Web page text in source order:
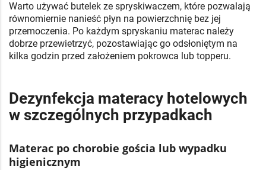
Warto używać butelek ze spryskiwaczem, które pozwalają
równomiernie nanieść płyn na powierzchnię bez jej
przemoczenia. Po każdym spryskaniu materac należy
dobrze przewietrzyć, pozostawiając go odsłoniętym na
kilka godzin przed założeniem pokrowca lub topperu.
Dezynfekcja materacy hotelowych
w szczególnych przypadkach
Materac po chorobie gościa lub wypadku
higienicznym